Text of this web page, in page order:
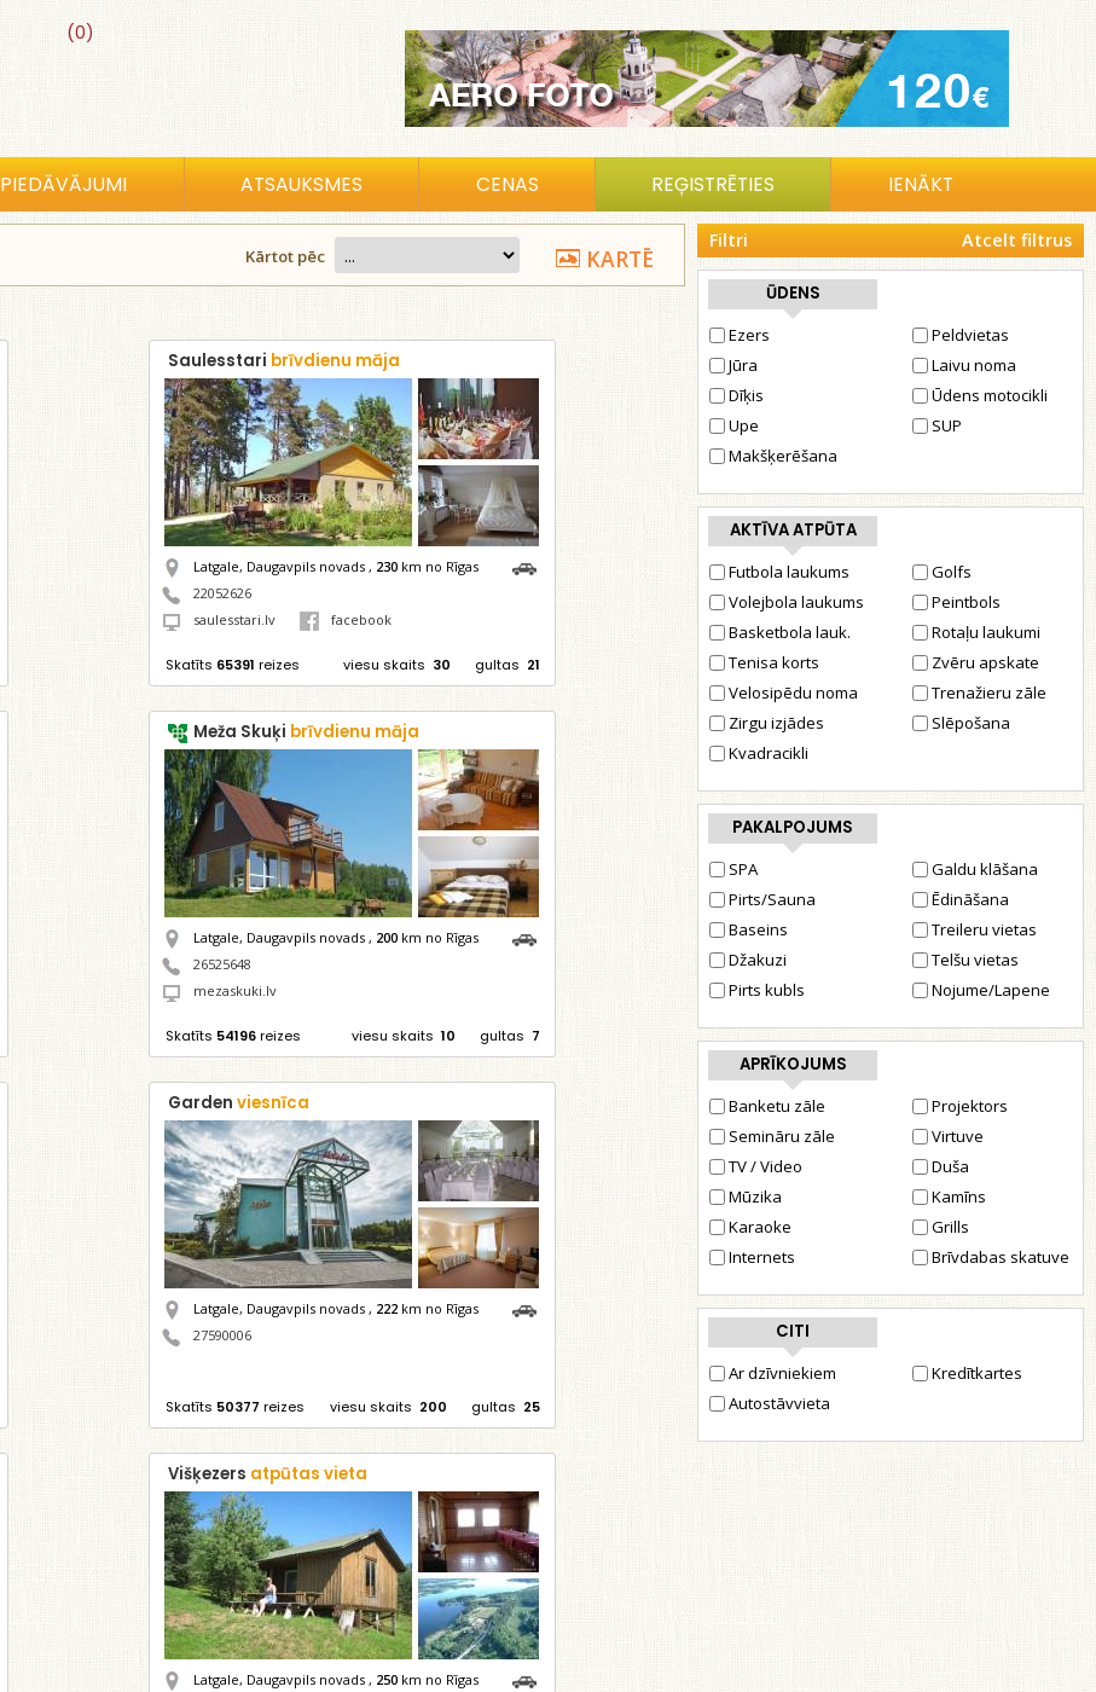
(0)
PIEDĀVĀJUMI ATSAUKSMES CENAS REĢISTRĒTIES IENĀKT
Filtri Atcelt filtrus
ŪDENS
Ezers
Jūra
Dīķis
Upe
Makšķerēšana
Peldvietas
Laivu noma
Ūdens motocikli
SUP
AKTĪVA ATPŪTA
Futbola laukums
Volejbola laukums
Basketbola lauk.
Tenisa korts
Velosipēdu noma
Zirgu izjādes
Kvadracikli
Golfs
Peintbols
Rotaļu laukumi
Zvēru apskate
Trenažieru zāle
Slēpošana
PAKALPOJUMS
SPA
Pirts/Sauna
Baseins
Džakuzi
Pirts kubls
Galdu klāšana
Ēdināšana
Treileru vietas
Telšu vietas
Nojume/Lapene
APRĪKOJUMS
Banketu zāle
Semināru zāle
TV / Video
Mūzika
Karaoke
Internets
Projektors
Virtuve
Duša
Kamīns
Grills
Brīvdabas skatuve
CITI
Ar dzīvniekiem
Autostāvvieta
Kredītkartes
KARTĒ
Kārtot pēc
Saulesstari brīvdienu māja
Latgale, Daugavpils novads , 230 km no Rīgas
22052626
saulesstari.lv
facebook
Skatīts 65391 reizes gultas 21
viesu skaits 30
Meža Skuķi brīvdienu māja
Latgale, Daugavpils novads , 200 km no Rīgas
26525648
mezaskuki.lv
Skatīts 54196reizes gultas 7
viesu skaits 10
Gardenviesnīca
Latgale, Daugavpils novads , 222 km no Rīgas
27590006
Skatīts 50377 reizes gultas 25
viesu skaits 200
Višķezers atpūtas vieta
Latgale, Daugavpils novads , 250 km no Rīgas